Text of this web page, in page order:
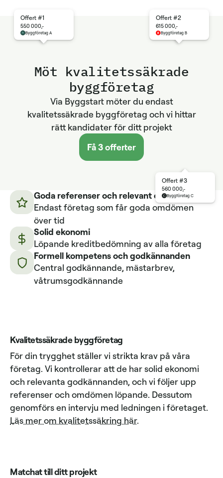
Möt kvalitetssäkrade
byggföretag
Via Byggstart möter du endast
kvalitetssäkrade byggföretag och vi hittar
rätt kandidater för ditt projekt
Få 3 offerter
Offert #1
550 000,-
Byggföretag A
Offert #3
560 000,-
Byggföretag C
Offert #2
615 000,-
Byggföretag B
Goda referenser och relevant erfarenhet
Endast företag som får goda omdömen
över tid
Solid ekonomi
Löpande kreditbedömning av alla företag
Formell kompetens och godkännanden
Central godkännande, mästarbrev,
våtrumsgodkännande
Kvalitetssäkrade byggföretag
För din trygghet ställer vi strikta krav på våra
företag. Vi kontrollerar att de har solid ekonomi
och relevanta godkännanden, och vi följer upp
referenser och omdömen löpande. Dessutom
genomförs en intervju med ledningen i företaget.
Läs mer om kvalitetssäkring här.
Matchat till ditt projekt